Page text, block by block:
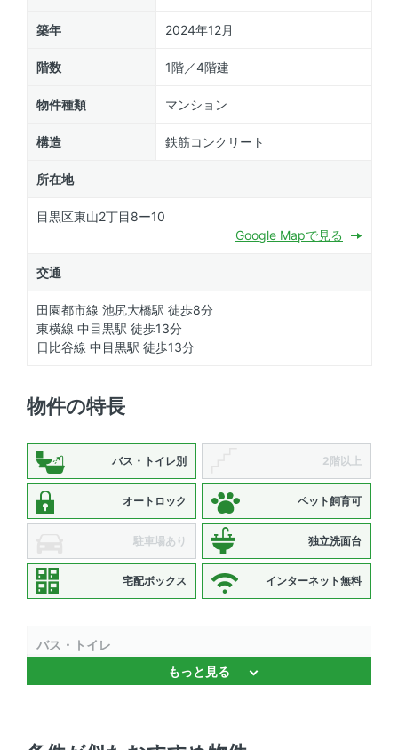
築年 2024年12月
階数 1階／4階建
物件種類 マンション
構造 鉄筋コンクリート
所在地
目黒区東山2丁目8ー10
Google Mapで見る
交通
田園都市線 池尻大橋駅 徒歩8分
東横線 中目黒駅 徒歩13分
日比谷線 中目黒駅 徒歩13分
物件の特長
バス・トイレ別 2階以上
オートロック ペット飼育可
駐車場あり 独立洗面台
宅配ボックス インターネット無料
バス・トイレ
バストイレ別 、 浴室乾燥機 、 温水洗浄便座 、 独立洗面
もっと見る